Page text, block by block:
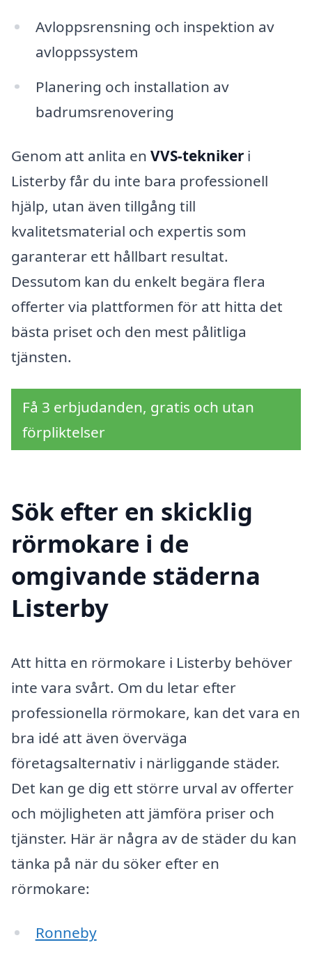
Avloppsrensning och inspektion av
avloppssystem
Planering och installation av
badrumsrenovering
Genom att anlita en VVS-tekniker i
Listerby får du inte bara professionell
hjälp, utan även tillgång till
kvalitetsmaterial och expertis som
garanterar ett hållbart resultat.
Dessutom kan du enkelt begära flera
offerter via plattformen för att hitta det
bästa priset och den mest pålitliga
tjänsten.
Få 3 erbjudanden, gratis och utan
förpliktelser
Sök efter en skicklig
rörmokare i de
omgivande städerna
Listerby
Att hitta en rörmokare i Listerby behöver
inte vara svårt. Om du letar efter
professionella rörmokare, kan det vara en
bra idé att även överväga
företagsalternativ i närliggande städer.
Det kan ge dig ett större urval av offerter
och möjligheten att jämföra priser och
tjänster. Här är några av de städer du kan
tänka på när du söker efter en
rörmokare:
Ronneby